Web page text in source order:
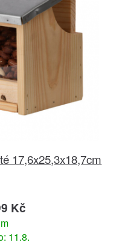
17,6x25,3x18,7cm
Kč
11.8.